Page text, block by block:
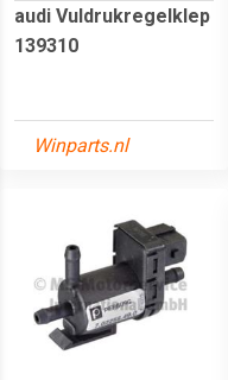
audi Vuldrukregelklep
139310
Winparts.nl